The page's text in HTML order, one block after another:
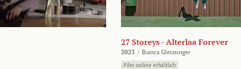
27 Storeys - Alterlaa Forever
2023 / Bianca Gleissinger
Film online erhältlich